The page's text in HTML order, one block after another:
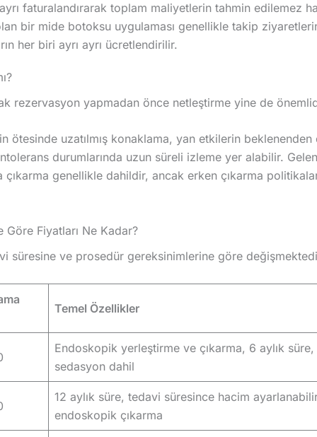
faturalandırarak toplam maliyetlerin tahmin edilemez
bir mide botoksu uygulaması genellikle takip
her biri ayrı ayrı ücretlendirilir.
rezervasyon yapmadan önce netleştirme yine de
ötesinde uzatılmış konaklama, yan etkilerin beklenenden
durumlarında uzun süreli izleme yer alabilir.
genellikle dahildir, ancak erken çıkarma
Göre Fiyatları Ne Kadar?
süresine ve prosedür gereksinimlerine göre
Temel Özellikler
Endoskopik yerleştirme ve çıkarma, 6 aylık süre,
sedasyon dahil
12 aylık süre, tedavi süresince hacim
endoskopik çıkarma